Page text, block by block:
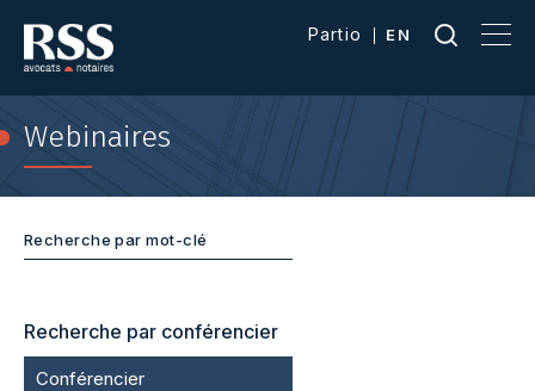
Partio EN
Webinaires
Recherche par conférencier
Conférencier